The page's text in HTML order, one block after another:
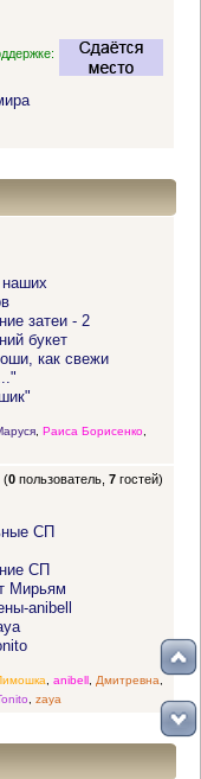
затеи - 2
букет
как свежи
, Раиса Борисенко,
(0 пользователь,7 гостей)
СП
СП
Мирьям
anibell
anibell, Дмитревна
zaya